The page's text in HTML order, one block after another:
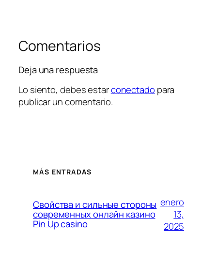
Comentarios
Deja una respuesta
Lo siento, debes estarconectado para
publicar un comentario.
MÁS ENTRADAS
Свойства и сильные стороны
современных онлайн казино
Pin Up casino
enero
13,
2025